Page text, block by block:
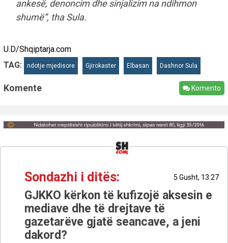
ankesë, denoncim dhe sinjalizim na ndihmon
shumë”, tha Sula.
U.D/Shqiptarja.com
TAG:
ndotje mjedisore Gjirokaster Elbasan Dashnor Sula
Komente Komento
Sondazhi i ditës: 5 Gusht, 13:27
GJKKO kërkon të kufizojë aksesin e
mediave dhe të drejtave të
gazetarëve gjatë seancave, a jeni
dakord?